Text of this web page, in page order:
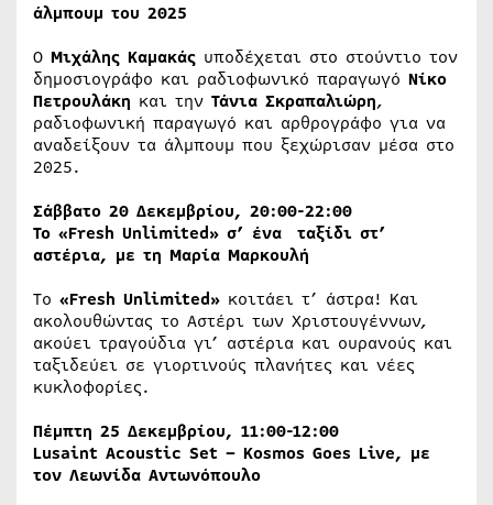
άλμπουμ του 2025
Ο Μιχάλης Καμακάς υποδέχεται στο στούντιο τον
δημοσιογράφο και ραδιοφωνικό παραγωγό Νίκο
Πετρουλάκη και την Τάνια Σκραπαλιώρη,
ραδιοφωνική παραγωγό και αρθρογράφο για να
αναδείξουν τα άλμπουμ που ξεχώρισαν μέσα στο
2025.
Σάββατο 20 Δεκεμβρίου, 20:00-22:00
Το «Fresh Unlimited» σ’ ένα ταξίδι στ’
αστέρια, με τη Μαρία Μαρκουλή
To «Fresh Unlimited» κοιτάει τ’ άστρα! Και
ακολουθώντας το Αστέρι των Χριστουγέννων,
ακούει τραγούδια γι’ αστέρια και ουρανούς και
ταξιδεύει σε γιορτινούς πλανήτες και νέες
κυκλοφορίες.
Πέμπτη 25 Δεκεμβρίου, 11:00-12:00
Lusaint Acoustic Set – Kosmos Goes Live, με
τον Λεωνίδα Αντωνόπουλο